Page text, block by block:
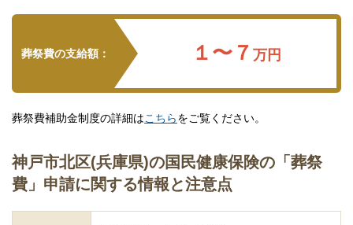
葬祭費の支給額： １〜７万円
葬祭費補助金制度の詳細はこちらをご覧ください。
神戸市北区(兵庫県)の国民健康保険の「葬祭
費」申請に関する情報と注意点